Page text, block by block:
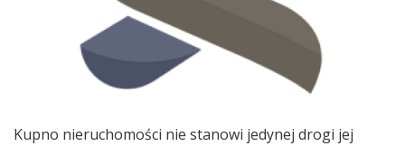
Kupno nieruchomości nie stanowi jedynej drogi jej